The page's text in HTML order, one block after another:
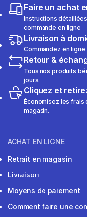
Faire un achat
Instructions
commande en ligne
Livraison à
Commandez en
Retour &
Tous nos produits
jours.
Cliquez et
Économisez les frais
magasin.
ACHAT EN LIGNE
Retrait en magasin
Livraison
Moyens de paiement
Comment faire une